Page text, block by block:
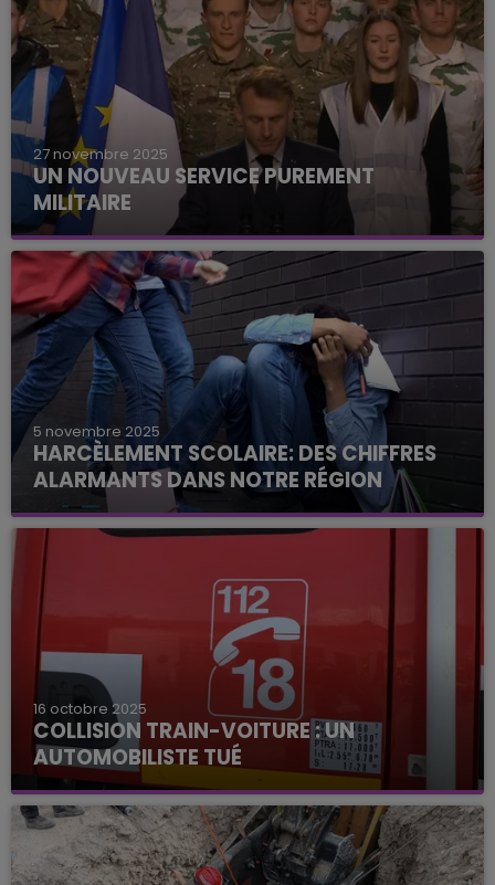
27 novembre 2025
UN NOUVEAU SERVICE PUREMENT
MILITAIRE
5 novembre 2025
HARCÈLEMENT SCOLAIRE: DES CHIFFRES
ALARMANTS DANS NOTRE RÉGION
16 octobre 2025
COLLISION TRAIN-VOITURE : UN
AUTOMOBILISTE TUÉ